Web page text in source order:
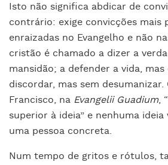
Isto não significa abdicar de
contrário: exige convicções mais
enraizadas no Evangelho e não
cristão é chamado a dizer a
mansidão; a defender a vida,
discordar, mas sem desumanizar.
Francisco, na Evangelii Guadium,
superior à ideia” e nenhuma
uma pessoa concreta.
Num tempo de gritos e rótulos,